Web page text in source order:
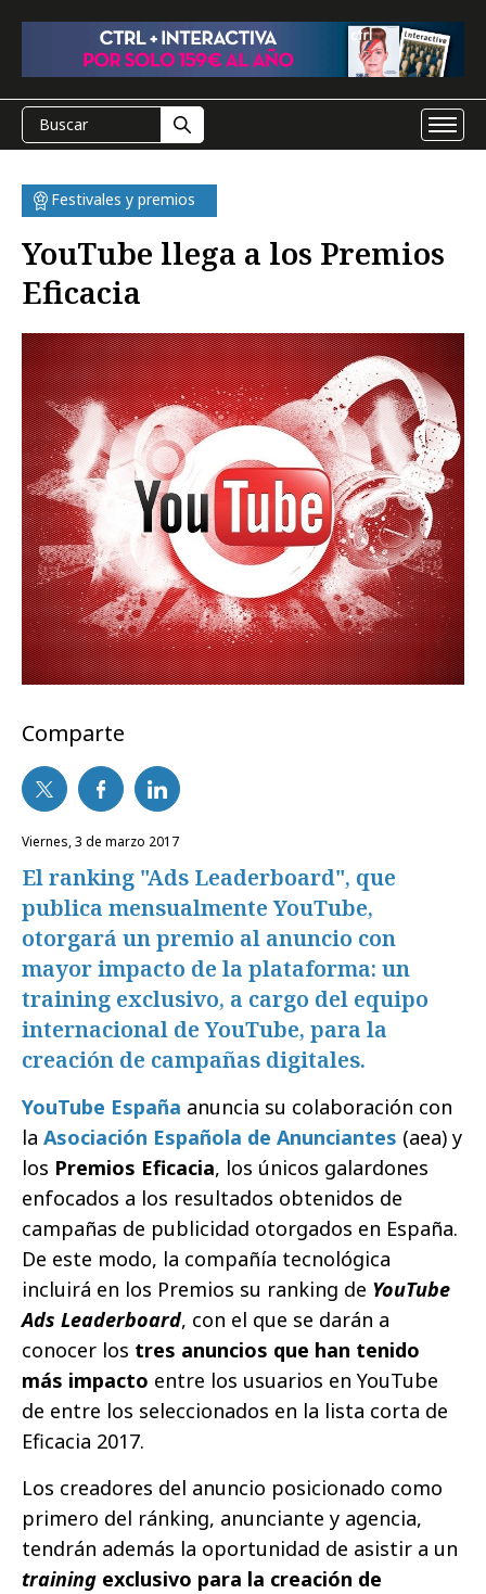
Festivales y premios
YouTube llega a los Premios
Eficacia
Comparte
viernes, 3 de marzo 2017
El ranking "Ads Leaderboard", que
publica mensualmente YouTube,
otorgará un premio al anuncio con
mayor impacto de la plataforma: un
training exclusivo, a cargo del equipo
internacional de YouTube, para la
creación de campañas digitales.
YouTube España anuncia su colaboración con
la Asociación Española de Anunciantes (aea) y
los Premios Eficacia, los únicos galardones
enfocados a los resultados obtenidos de
campañas de publicidad otorgados en España.
De este modo, la compañía tecnológica
incluirá en los Premios su ranking de YouTube
Ads Leaderboard, con el que se darán a
conocer los tres anuncios que han tenido
más impacto entre los usuarios en YouTube
de entre los seleccionados en la lista corta de
Eficacia 2017.
Los creadores del anuncio posicionado como
primero del ránking, anunciante y agencia,
tendrán además la oportunidad de asistir a un
training exclusivo para la creación de